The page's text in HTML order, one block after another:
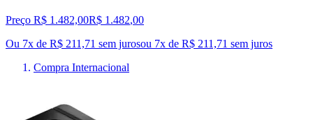
Preço R$ 1.482,00R$ 1.482,00
Ou 7x de R$ 211,71 sem jurosou 7x de R$ 211,71 sem juros
Compra Internacional